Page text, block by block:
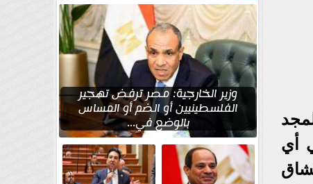
أي
وزير الخارجية: مصر ترفض تهجير
الفلسطينيين أو الضم أو المساس
بالوضع في...